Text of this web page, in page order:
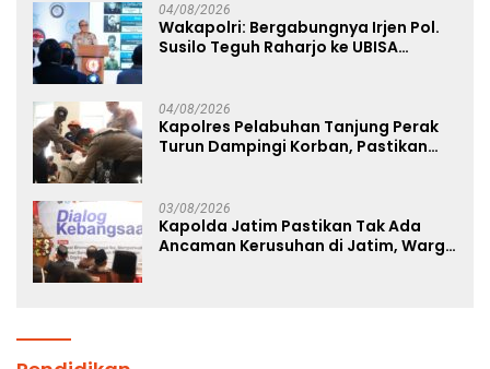
04/08/2026
Wakapolri: Bergabungnya Irjen Pol.
Susilo Teguh Raharjo ke UBISA
04/08/2026
Kapolres Pelabuhan Tanjung Perak
Turun Dampingi Korban, Pastikan
03/08/2026
Kapolda Jatim Pastikan Tak Ada
Ancaman Kerusuhan di Jatim, Warga